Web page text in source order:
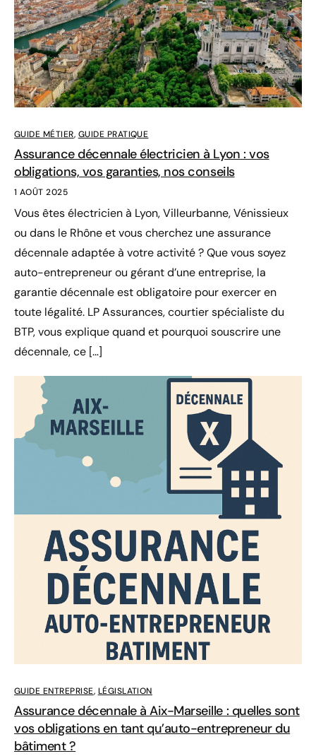
GUIDE MÉTIER, GUIDE PRATIQUE
Assurance décennale électricien à Lyon : vos
obligations, vos garanties, nos conseils
1 AOÛT 2025
Vous êtes électricien à Lyon, Villeurbanne, Vénissieux
ou dans le Rhône et vous cherchez une assurance
décennale adaptée à votre activité ? Que vous soyez
auto-entrepreneur ou gérant d’une entreprise, la
garantie décennale est obligatoire pour exercer en
toute légalité. LP Assurances, courtier spécialiste du
BTP, vous explique quand et pourquoi souscrire une
décennale, ce […]
GUIDE ENTREPRISE, LÉGISLATION
Assurance décennale à Aix-Marseille : quelles sont
vos obligations en tant qu’auto-entrepreneur du
bâtiment ?